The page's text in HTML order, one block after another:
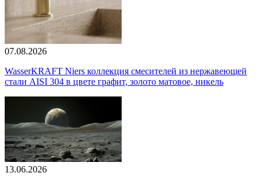
07.08.2026
WasserKRAFT Niers коллекция смесителей из нержавеющей
стали AISI 304 в цвете графит, золото матовое, никель
13.06.2026